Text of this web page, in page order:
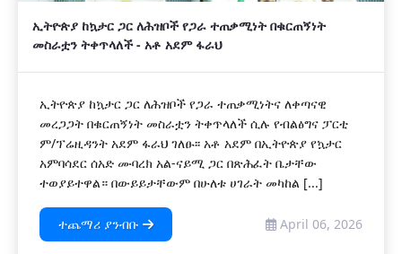
ኢትዮጵያ ከኳታር ጋር ለሕዝቦች የጋራ ተጠቃሚነት በቁርጠኝነት
መስራቷን ትቀጥላለች - አቶ አደም ፋራህ
ኢትዮጵያ ከኳታር ጋር ለሕዝቦች የጋራ ተጠቃሚነትና ለቀጣናዊ
መረጋጋት በቁርጠኝነት መስራቷን ትቀጥላለች ሲሉ የብልፅግና ፓርቲ
ም/ፕሬዚዳንት አደም ፋራህ ገለፁ፡፡ አቶ አደም በኢትዮጵያ የኳታር
አምባሳደር ሰአድ ሙባረክ አል-ናይሚ ጋር በጽሕፈት ቤታቸው
ተወያይተዋል። በውይይታቸውም በሁለቱ ሀገራት መካከል [...]
ተጨማሪ ያንብቡ April 06, 2026